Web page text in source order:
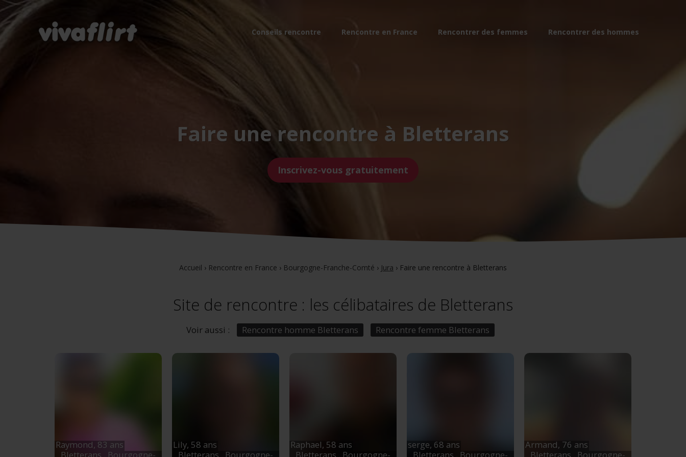
Conseils rencontre Rencontre en France Rencontrer des femmes Rencontrer des hommes
Faire une rencontre à Bletterans
Inscrivez-vous gratuitement
Accueil › Rencontre en France › Bourgogne-Franche-Comté › Jura › Faire une rencontre à Bletterans
Site de rencontre : les célibataires de Bletterans
Voir aussi : Rencontre homme Bletterans Rencontre femme Bletterans
Raymond,83 ans
Bletterans , Bourgogne-
Lily, 58 ans
Bletterans , Bourgogne-
Raphael, 58 ans
Bletterans , Bourgogne-
serge, 68 ans
Bletterans , Bourgogne-
Armand, 76 ans
Bletterans , Bourgogne-